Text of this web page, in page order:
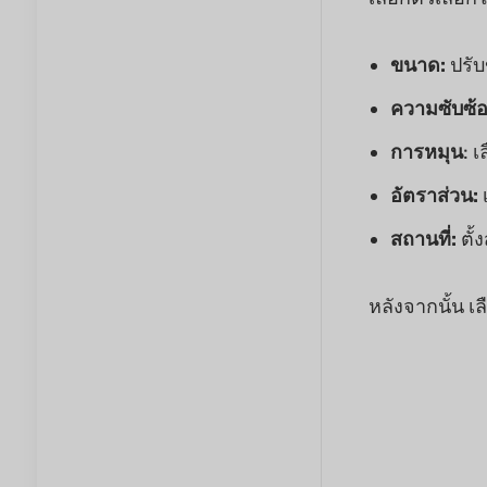
ขนาด: ปรั
ความซับซ้
การหมุน:
อัตราส่วน:
สถานที่: ตั้
หลังจากนั้น เ